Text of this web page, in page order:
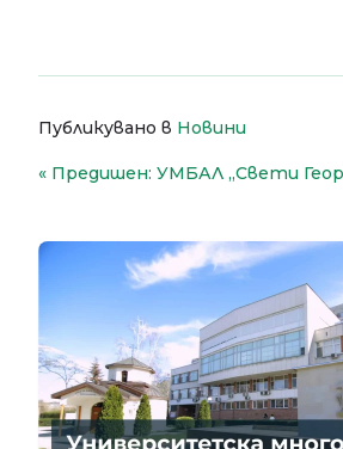
Публикувано в Новини
Навигация
Предишен: УМБАЛ „Свети